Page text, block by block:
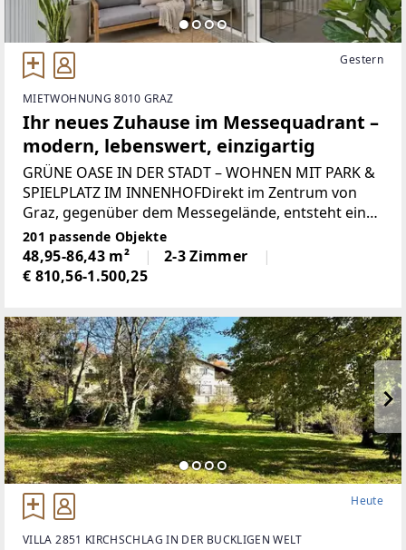
Gestern
MIETWOHNUNG 8010 GRAZ
Ihr neues Zuhause im Messequadrant –
modern, lebenswert, einzigartig
GRÜNE OASE IN DER STADT – WOHNEN MIT PARK &
SPIELPLATZ IM INNENHOFDirekt im Zentrum von
Graz, gegenüber dem Messegelände, entsteht ein
außergewöhnliches Stadtquartier, das als größte
zusammenhängende Wohnanlage der Stadt neue
Maßstäbe setzt.
201 passende Objekte
48,95-86,43 m²
2-3 Zimmer
€ 810,56-1.500,25
Heute
VILLA 2851 KIRCHSCHLAG IN DER BUCKLIGEN WELT